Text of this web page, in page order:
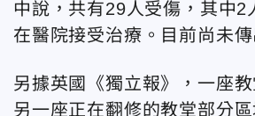
中說，共有29人受傷，其中2
在醫院接受治療。目前尚未傳
另據英國《獨立報》，一座教
另一座正在翻修的教堂部分